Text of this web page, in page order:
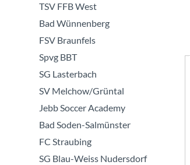
TSV FFB West
Bad Wünnenberg
FSV Braunfels
Spvg BBT
SG Lasterbach
SV Melchow/Grüntal
Jebb Soccer Academy
Bad Soden-Salmünster
FC Straubing
SG Blau-Weiss Nudersdorf